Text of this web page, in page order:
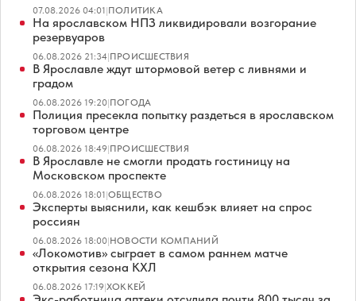
07.08.2026 04:01|ПОЛИТИКА
На ярославском НПЗ ликвидировали возгорание
резервуаров
06.08.2026 21:34|ПРОИСШЕСТВИЯ
В Ярославле ждут штормовой ветер с ливнями и
градом
06.08.2026 19:20|ПОГОДА
Полиция пресекла попытку раздеться в ярославском
торговом центре
06.08.2026 18:49|ПРОИСШЕСТВИЯ
В Ярославле не смогли продать гостиницу на
Московском проспекте
06.08.2026 18:01|ОБЩЕСТВО
Эксперты выяснили, как кешбэк влияет на спрос
россиян
06.08.2026 18:00|НОВОСТИ КОМПАНИЙ
«Локомотив» сыграет в самом раннем матче
открытия сезона КХЛ
06.08.2026 17:19|ХОККЕЙ